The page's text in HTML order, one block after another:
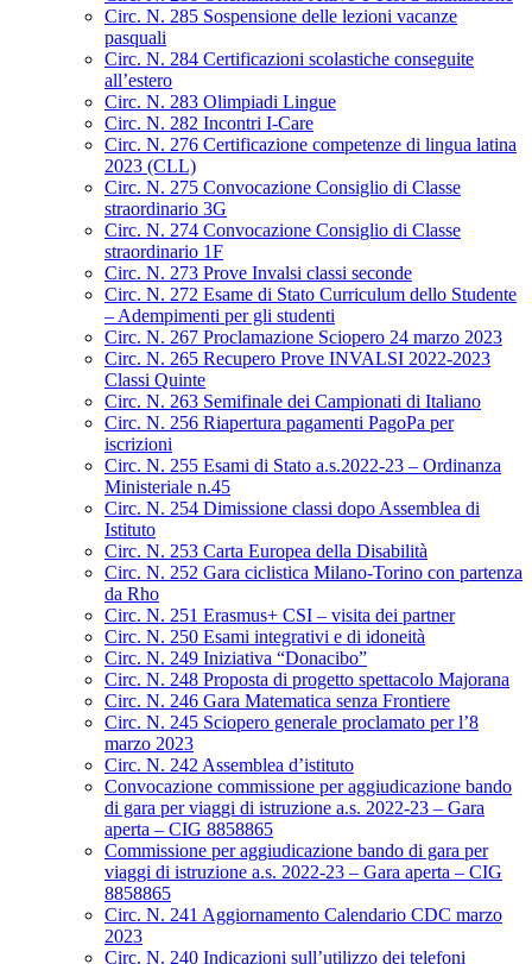
Circ. N. 285 Sospensione delle lezioni vacanze
pasquali
Circ. N. 284 Certificazioni scolastiche conseguite
all’estero
Circ. N. 283 Olimpiadi Lingue
Circ. N. 282 Incontri I-Care
Circ. N. 276 Certificazione competenze di lingua latina
2023 (CLL)
Circ. N. 275 Convocazione Consiglio di Classe
straordinario 3G
Circ. N. 274 Convocazione Consiglio di Classe
straordinario 1F
Circ. N. 273 Prove Invalsi classi seconde
Circ. N. 272 Esame di Stato Curriculum dello Studente
– Adempimenti per gli studenti
Circ. N. 267 Proclamazione Sciopero 24 marzo 2023
Circ. N. 265 Recupero Prove INVALSI 2022-2023
Classi Quinte
Circ. N. 263 Semifinale dei Campionati di Italiano
Circ. N. 256 Riapertura pagamenti PagoPa per
iscrizioni
Circ. N. 255 Esami di Stato a.s.2022-23 – Ordinanza
Ministeriale n.45
Circ. N. 254 Dimissione classi dopo Assemblea di
Istituto
Circ. N. 253 Carta Europea della Disabilità
Circ. N. 252 Gara ciclistica Milano-Torino con partenza
da Rho
Circ. N. 251 Erasmus+ CSI – visita dei partner
Circ. N. 250 Esami integrativi e di idoneità
Circ. N. 249 Iniziativa “Donacibo”
Circ. N. 248 Proposta di progetto spettacolo Majorana
Circ. N. 246 Gara Matematica senza Frontiere
Circ. N. 245 Sciopero generale proclamato per l’8
marzo 2023
Circ. N. 242 Assemblea d’istituto
Convocazione commissione per aggiudicazione bando
di gara per viaggi di istruzione a.s. 2022-23 – Gara
aperta – CIG 8858865
Commissione per aggiudicazione bando di gara per
viaggi di istruzione a.s. 2022-23 – Gara aperta – CIG
8858865
Circ. N. 241 Aggiornamento Calendario CDC marzo
2023
Circ. N. 240 Indicazioni sull’utilizzo dei telefoni